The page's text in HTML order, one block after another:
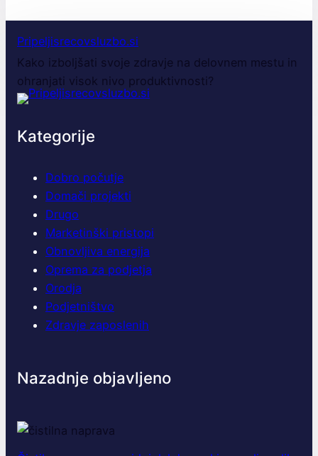
Pripeljisrecovsluzbo.si
Kako izboljšati svoje zdravje na delovnem mestu in
ohranjati visok nivo produktivnosti?
Kategorije
Dobro počutje
Domači projekti
Drugo
Marketinški pristopi
Obnovljiva energija
Oprema za podjetja
Orodja
Podjetništvo
Zdravje zaposlenih
Nazadnje objavljeno